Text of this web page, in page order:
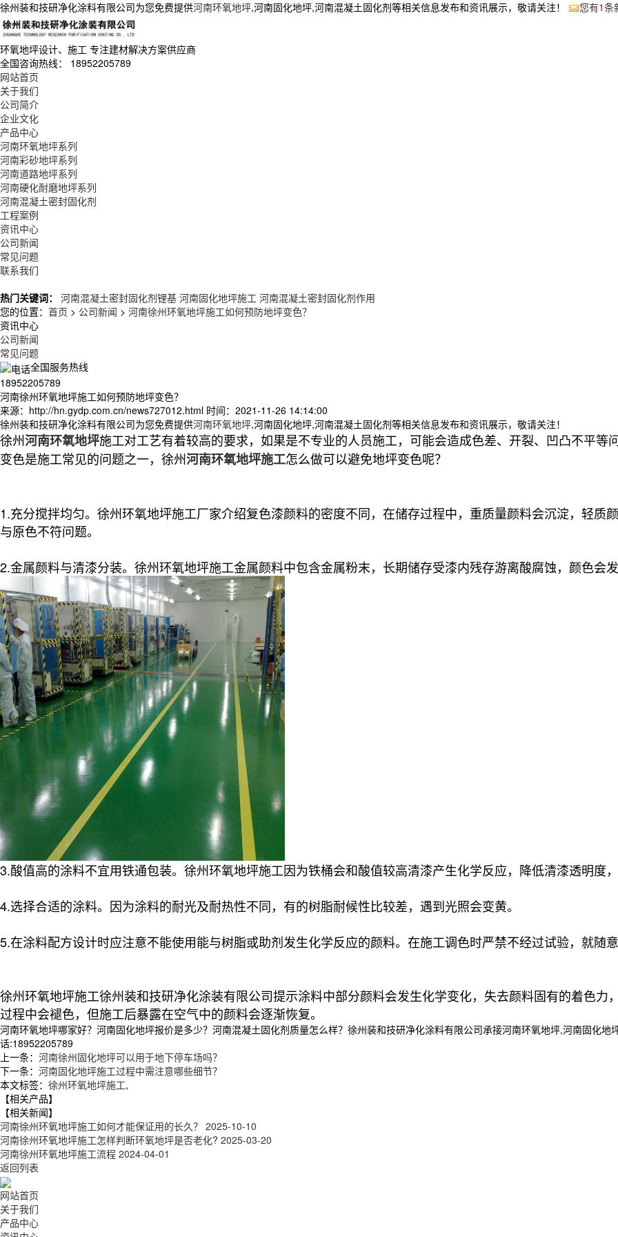
徐州装和技研净化涂料有限公司为您免费提供河南环氧地坪,河南固化地坪,河南混凝土固化剂等相关信息发布和资讯展示，敬请关注！ 您有1条
环氧地坪设计、施工 专注建材解决方案供应商
全国咨询热线： 18952205789
网站首页
关于我们
公司简介
企业文化
产品中心
河南环氧地坪系列
河南彩砂地坪系列
河南道路地坪系列
河南硬化耐磨地坪系列
河南混凝土密封固化剂
工程案例
资讯中心
公司新闻
常见问题
联系我们
热门关键词：
河南混凝土密封固化剂锂基 河南固化地坪施工 河南混凝土密封固化剂作用
您的位置： 首页 > 公司新闻 > 河南徐州环氧地坪施工如何预防地坪变色？
资讯中心
公司新闻
常见问题
全国服务热线
18952205789
河南徐州环氧地坪施工如何预防地坪变色？
来源：http://hn.gydp.com.cn/news727012.html 时间：2021-11-26 14:14:00
徐州装和技研净化涂料有限公司为您免费提供河南环氧地坪,河南固化地坪,河南混凝土固化剂等相关信息发布和资讯展示，敬请关注！
徐州河南环氧地坪施工对工艺有着较高的要求，如果是不专业的人员施工，可能会造成色差、开裂、凹凸不平等
变色是施工常见的问题之一，徐州河南环氧地坪施工怎么做可以避免地坪变色呢？
1.充分搅拌均匀。徐州环氧地坪施工厂家介绍复色漆颜料的密度不同，在储存过程中，重质量颜料会沉淀，轻质
与原色不符问题。
2.金属颜料与清漆分装。徐州环氧地坪施工金属颜料中包含金属粉末，长期储存受漆内残存游离酸腐蚀，颜色会发
3.酸值高的涂料不宜用铁通包装。徐州环氧地坪施工因为铁桶会和酸值较高清漆产生化学反应，降低清漆透明度，
4.选择合适的涂料。因为涂料的耐光及耐热性不同，有的树脂耐候性比较差，遇到光照会变黄。
5.在涂料配方设计时应注意不能使用能与树脂或助剂发生化学反应的颜料。在施工调色时严禁不经过试验，就随
徐州环氧地坪施工徐州装和技研净化涂装有限公司提示涂料中部分颜料会发生化学变化，失去颜料固有的着色
过程中会褪色，但施工后暴露在空气中的颜料会逐渐恢复。
河南环氧地坪哪家好？河南固化地坪报价是多少？河南混凝土固化剂质量怎么样？徐州装和技研净化涂料有限公司承接河南环氧地坪,河南固化
话:18952205789
上一条： 河南徐州固化地坪可以用于地下停车场吗？
下一条： 河南固化地坪施工过程中需注意哪些细节？
本文标签： 徐州环氧地坪施工,
【相关产品】
【相关新闻】
河南徐州环氧地坪施工如何才能保证用的长久？ 2025-10-10
河南 徐州环氧地坪施工怎样判断环氧地坪是否老化? 2025-03-20
河南徐州环氧地坪施工流程 2024-04-01
返回列表
网站首页
关于我们
产品中心